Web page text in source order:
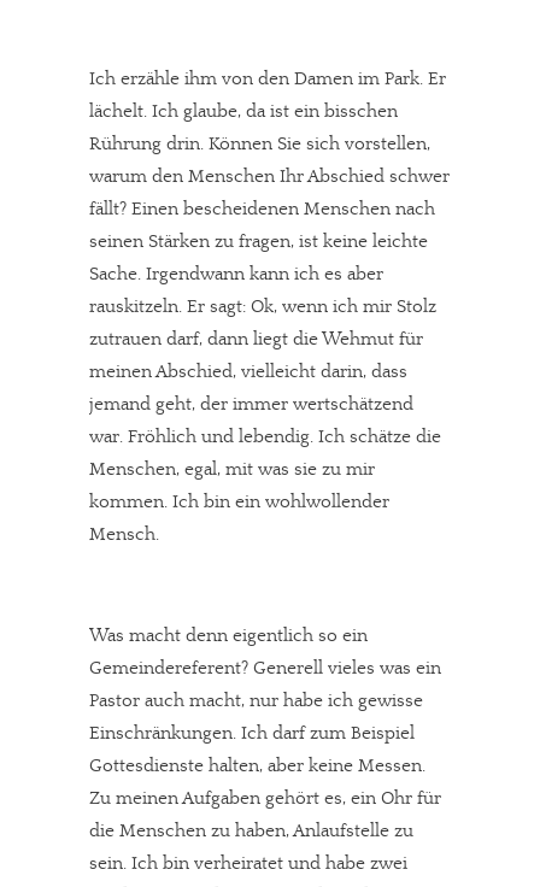
Ich erzähle ihm von den Damen im Park. Er
lächelt. Ich glaube, da ist ein bisschen
Rührung drin. Können Sie sich vorstellen,
warum den Menschen Ihr Abschied schwer
fällt? Einen bescheidenen Menschen nach
seinen Stärken zu fragen, ist keine leichte
Sache. Irgendwann kann ich es aber
rauskitzeln. Er sagt: Ok, wenn ich mir Stolz
zutrauen darf, dann liegt die Wehmut für
meinen Abschied, vielleicht darin, dass
jemand geht, der immer wertschätzend
war. Fröhlich und lebendig. Ich schätze die
Menschen, egal, mit was sie zu mir
kommen. Ich bin ein wohlwollender
Mensch.
Was macht denn eigentlich so ein
Gemeindereferent? Generell vieles was ein
Pastor auch macht, nur habe ich gewisse
Einschränkungen. Ich darf zum Beispiel
Gottesdienste halten, aber keine Messen.
Zu meinen Aufgaben gehört es, ein Ohr für
die Menschen zu haben, Anlaufstelle zu
sein. Ich bin verheiratet und habe zwei